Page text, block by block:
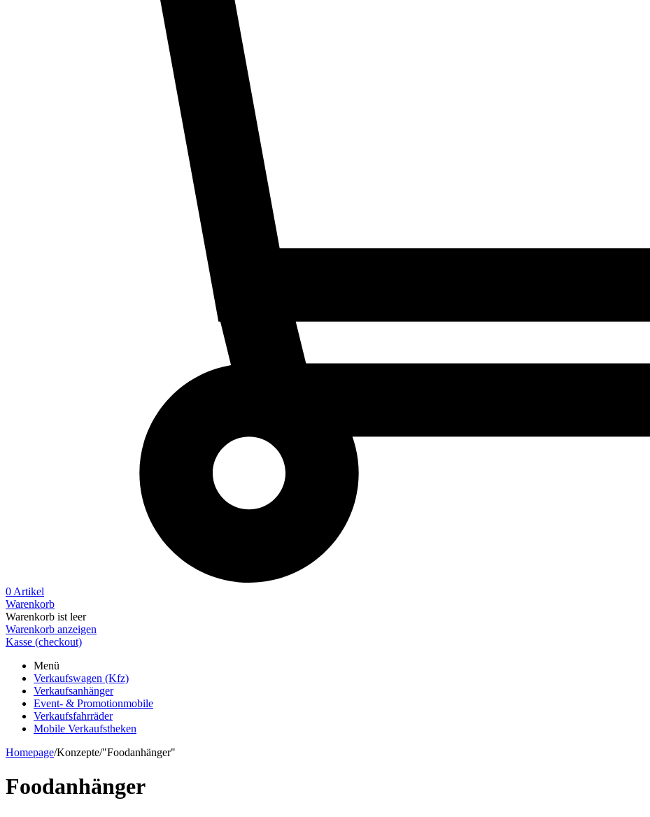
0 Artikel
Warenkorb
Warenkorb ist leer
Warenkorb anzeigen
Kasse (checkout)
Menü
Verkaufswagen (Kfz)
Verkaufsanhänger
Event- & Promotionmobile
Verkaufsfahrräder
Mobile Verkaufstheken
Homepage/Konzepte/"Foodanhänger"
Foodanhänger